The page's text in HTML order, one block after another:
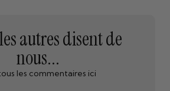
autres disent de
nous...
les commentaires ici